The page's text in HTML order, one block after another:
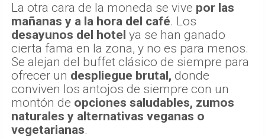
La otra cara de la moneda se vive por las
mañanas y a la hora del café. Los
desayunos del hotel ya se han ganado
cierta fama en la zona, y no es para menos.
Se alejan del buffet clásico de siempre para
ofrecer un despliegue brutal, donde
conviven los antojos de siempre con un
montón de opciones saludables, zumos
naturales y alternativas veganas o
vegetarianas.